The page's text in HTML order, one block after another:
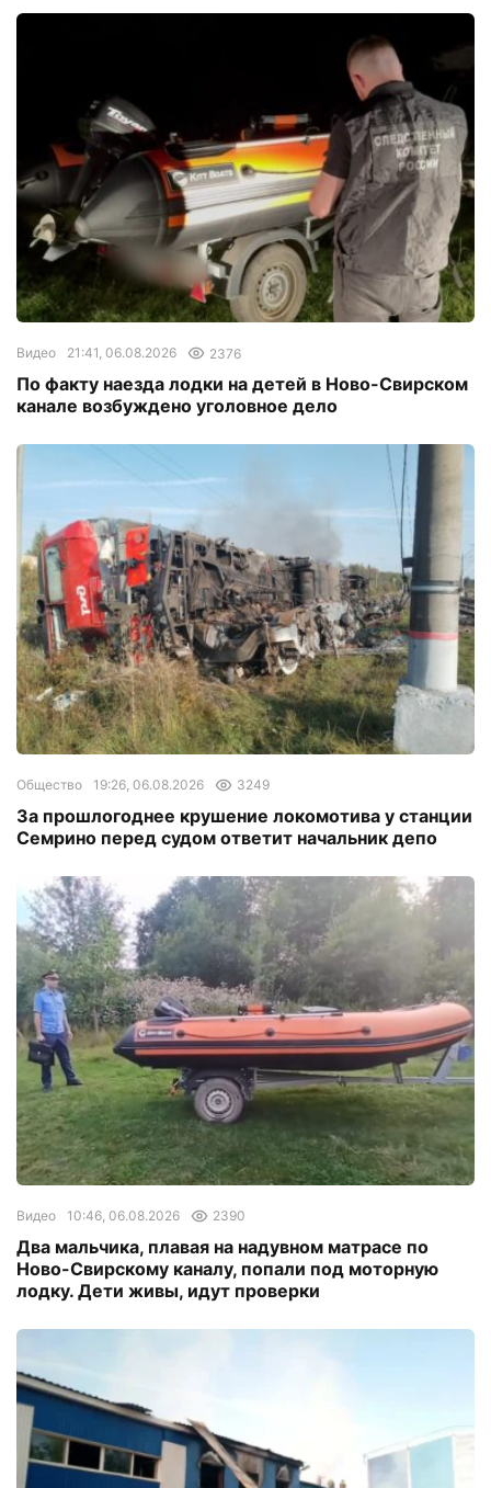
Видео 21:41, 06.08.2026 2376
По факту наезда лодки на детей в Ново-Свирском
канале возбуждено уголовное дело
Общество 19:26, 06.08.2026 3249
За прошлогоднее крушение локомотива у станции
Семрино перед судом ответит начальник депо
Видео 10:46, 06.08.2026 2390
Два мальчика, плавая на надувном матрасе по
Ново-Свирскому каналу, попали под моторную
лодку. Дети живы, идут проверки